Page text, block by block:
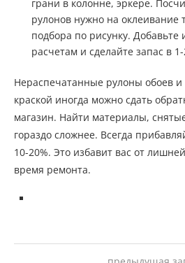
грани в колонне, эркере.
рулонов нужно на оклеивание
подбора по рисунку.
расчетам и сделайте запас в
Нераспечатанные рулоны обоев и
краской иногда можно сдать
магазин. Найти материалы,
гораздо сложнее. Всегда
10-20%. Это избавит вас от
время ремонта.